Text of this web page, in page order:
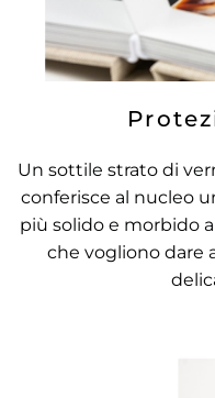
Un sottile strato di
conferisce al nucleo
più solido e morbido
che vogliono dare